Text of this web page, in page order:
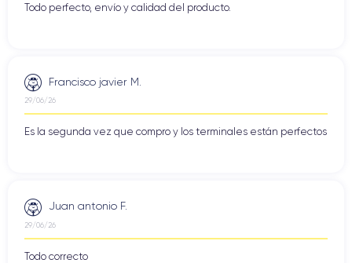
Todo perfecto, envío y calidad del producto.
Francisco javier M.
29/06/26
Es la segunda vez que compro y los terminales están perfectos
Juan antonio F.
29/06/26
Todo correcto